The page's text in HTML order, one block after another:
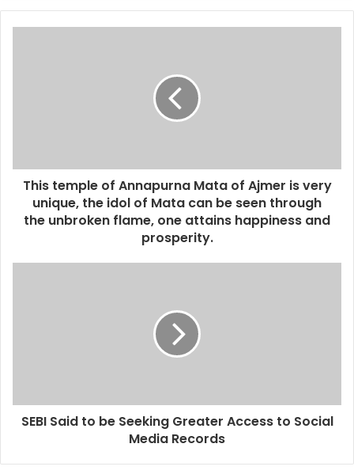
This temple of Annapurna Mata of Ajmer is very
unique, the idol of Mata can be seen through
the unbroken flame, one attains happiness and
prosperity.
SEBI Said to be Seeking Greater Access to Social
Media Records